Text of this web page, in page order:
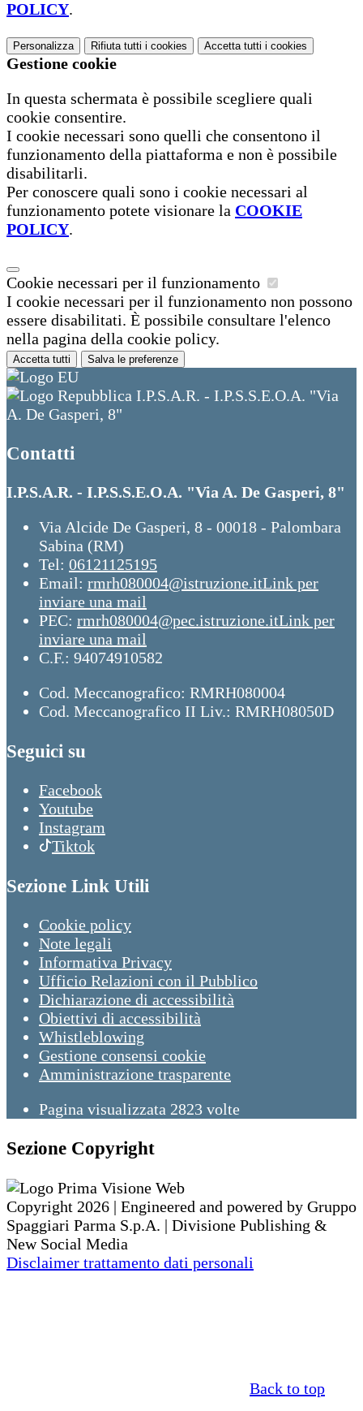
POLICY.
Personalizza Rifiuta tutti i cookies Accetta tutti i cookies
Gestione cookie
In questa schermata è possibile scegliere quali
cookie consentire.
I cookie necessari sono quelli che consentono il
funzionamento della piattaforma e non è possibile
disabilitarli.
Per conoscere quali sono i cookie necessari al
funzionamento potete visionare la COOKIE
POLICY.
Cookie necessari per il funzionamento
I cookie necessari per il funzionamento non possono
essere disabilitati. È possibile consultare l'elenco
nella pagina della cookie policy.
Accetta tutti Salva le preferenze
I.P.S.A.R. - I.P.S.S.E.O.A. "Via
A. De Gasperi, 8"
Contatti
I.P.S.A.R. - I.P.S.S.E.O.A. "Via A. De Gasperi, 8"
Via Alcide De Gasperi, 8 - 00018 - Palombara
Sabina (RM)
Tel: 06121125195
Email: rmrh080004@istruzione.itLink per
inviare una mail
PEC: rmrh080004@pec.istruzione.itLink per
inviare una mail
C.F.: 94074910582
Cod. Meccanografico: RMRH080004
Cod. Meccanografico II Liv.: RMRH08050D
Seguici su
Facebook
Youtube
Instagram
Tiktok
Sezione Link Utili
Cookie policy
Note legali
Informativa Privacy
Ufficio Relazioni con il Pubblico
Dichiarazione di accessibilità
Obiettivi di accessibilità
Whistleblowing
Gestione consensi cookie
Amministrazione trasparente
Pagina visualizzata 2823 volte
Sezione Copyright
Copyright 2026 | Engineered and powered by Gruppo
Spaggiari Parma S.p.A. | Divisione Publishing &
New Social Media
Disclaimer trattamento dati personali
Back to top